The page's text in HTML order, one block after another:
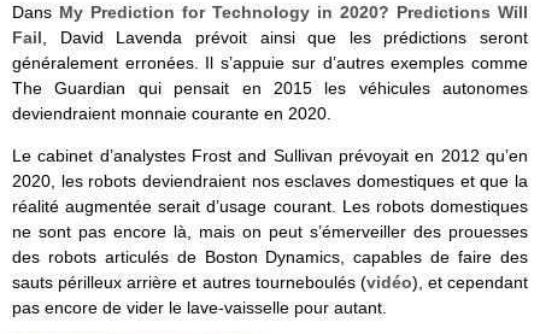
Dans My Prediction for Technology in 2020? Predictions Will
Fail , David Lavenda prévoit ainsi que les prédictions seront
généralement erronées. Il s’appuie sur d’autres exemples comme
The Guardian qui pensait en 2015 les véhicules autonomes
deviendraient monnaie courante en 2020.
Le cabinet d’analystes Frost and Sullivan prévoyait en 2012 qu’en
2020, les robots deviendraient nos esclaves domestiques et que la
réalité augmentée serait d’usage courant. Les robots domestiques
ne sont pas encore là, mais on peut s’émerveiller des prouesses
des robots articulés de Boston Dynamics, capables de faire des
sauts périlleux arrière et autres tourneboulés (vidéo), et cependant
pas encore de vider le lave-vaisselle pour autant.